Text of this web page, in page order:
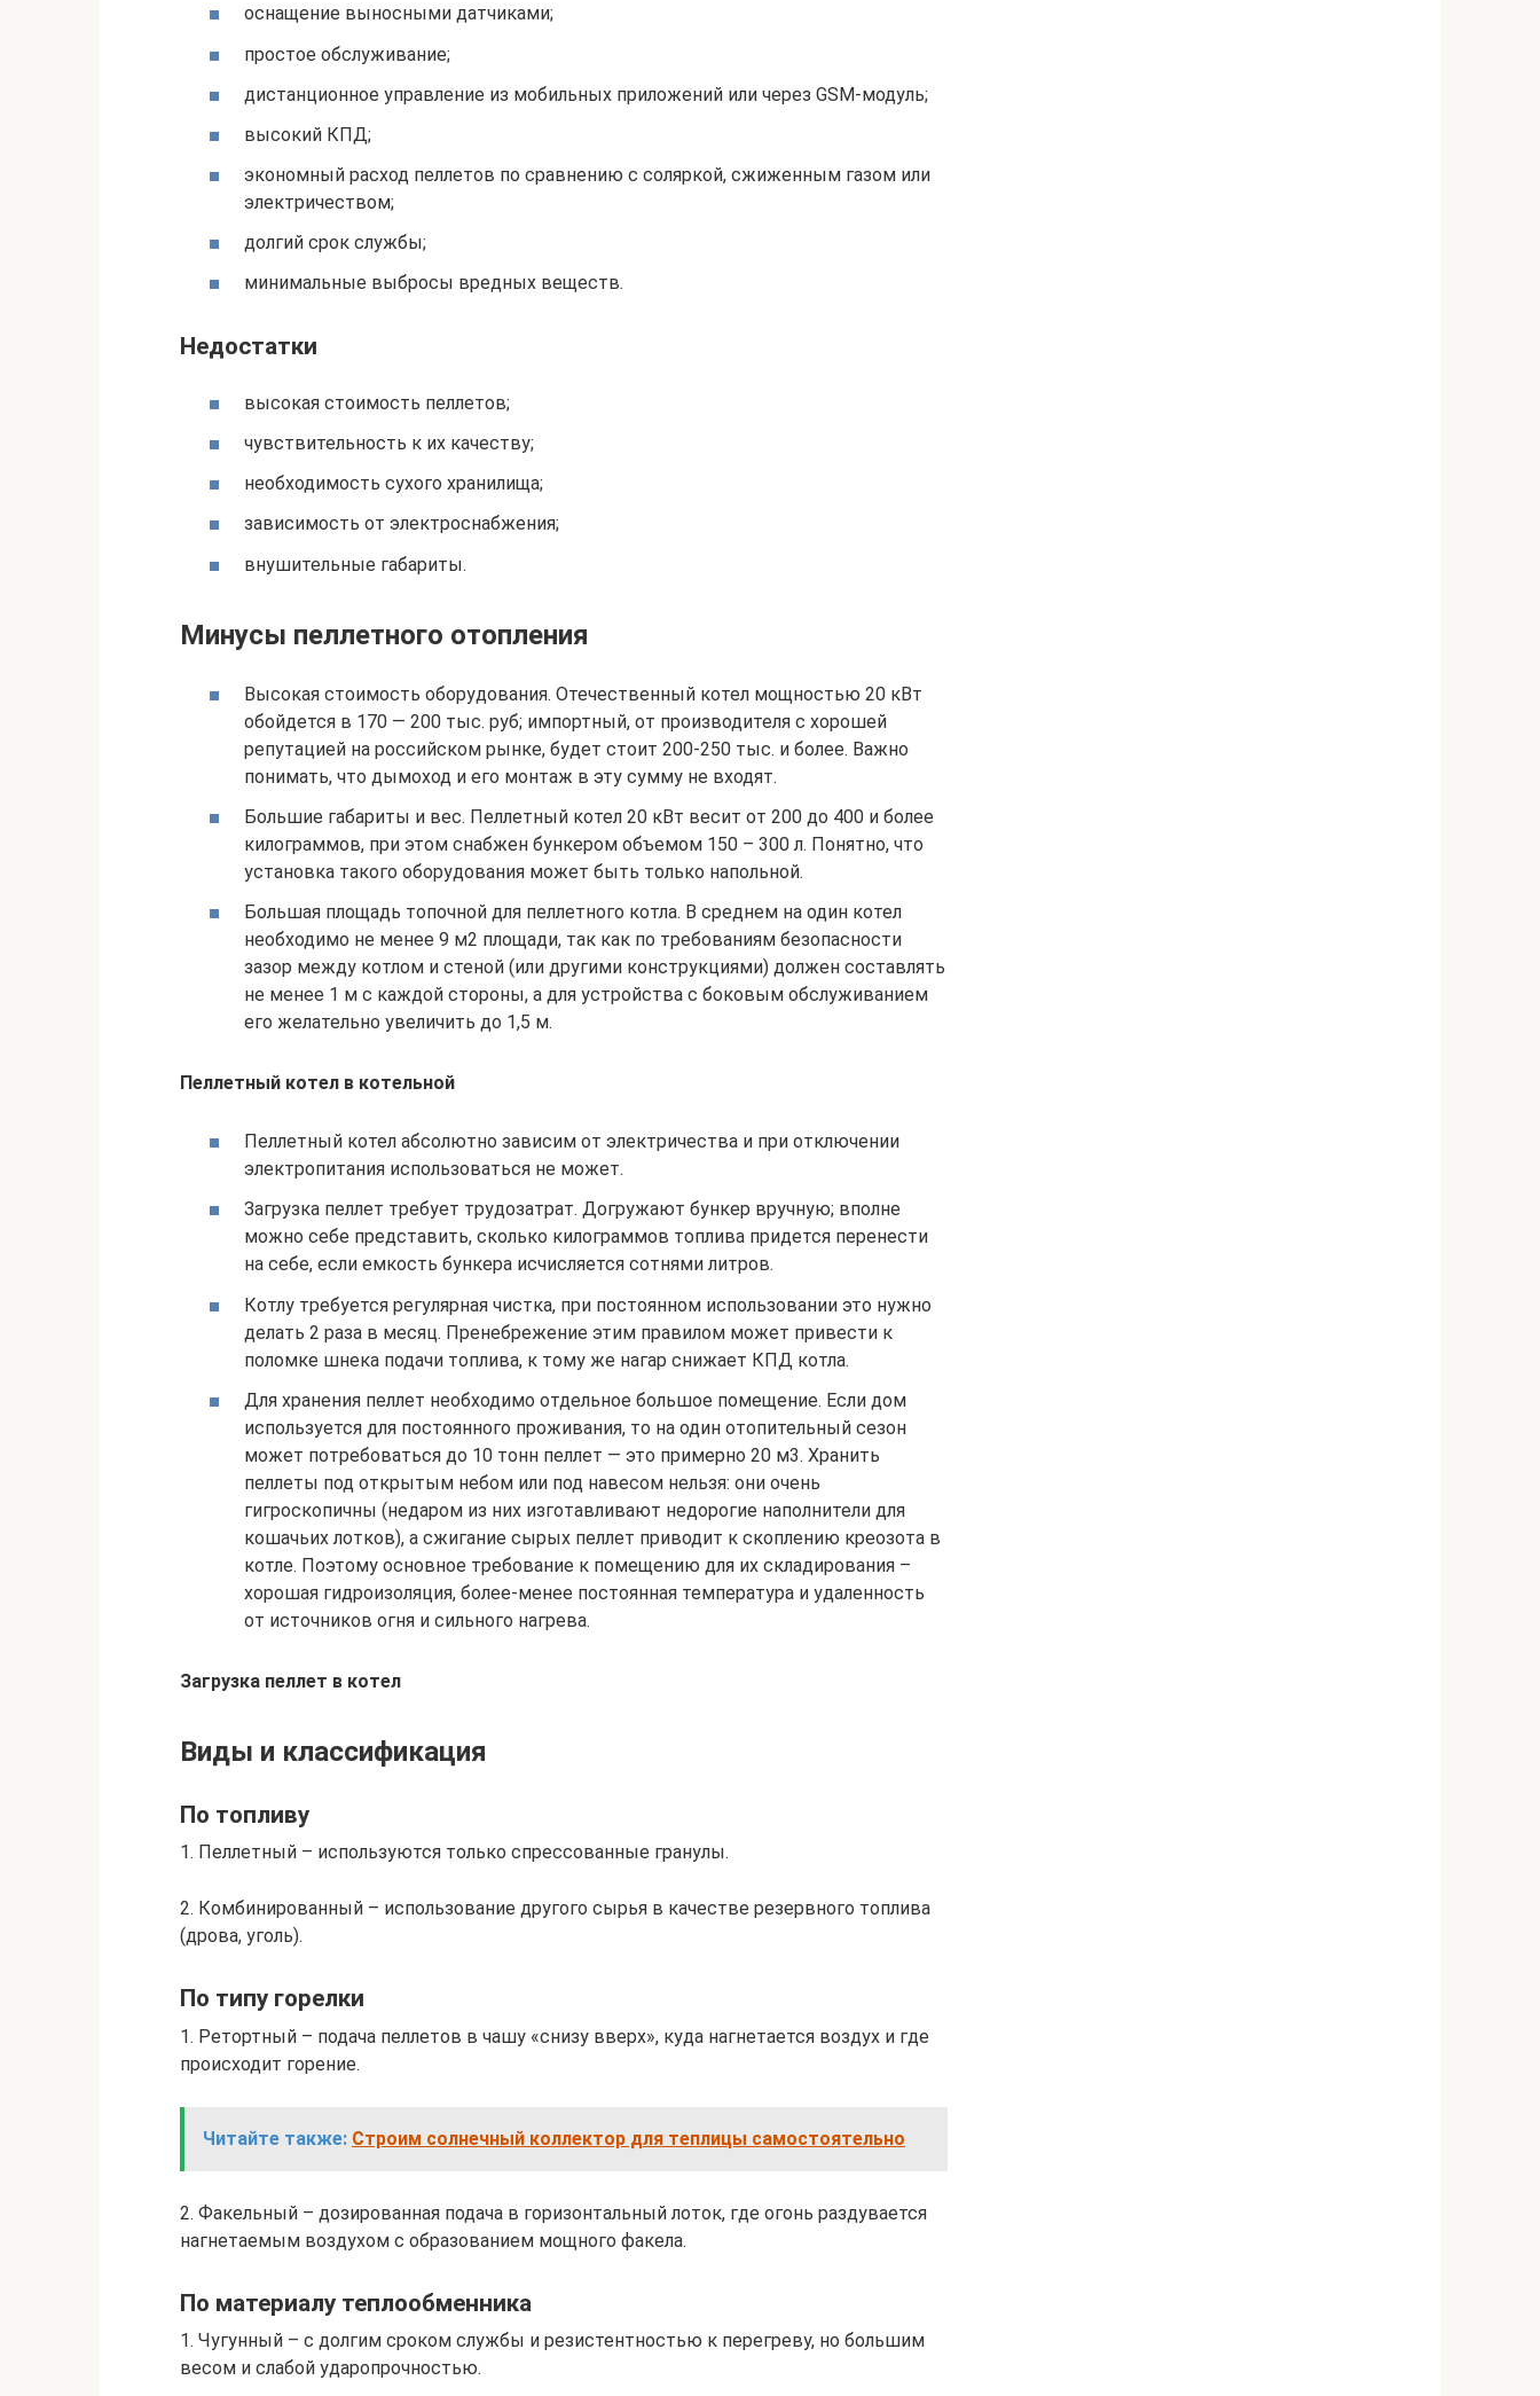
оснащение выносными датчиками;
простое обслуживание;
дистанционное управление из мобильных приложений или через GSM-модуль;
высокий КПД;
экономный расход пеллетов по сравнению с соляркой, сжиженным газом или
электричеством;
долгий срок службы;
минимальные выбросы вредных веществ.
Недостатки
высокая стоимость пеллетов;
чувствительность к их качеству;
необходимость сухого хранилища;
зависимость от электроснабжения;
внушительные габариты.
Минусы пеллетного отопления
Высокая стоимость оборудования. Отечественный котел мощностью 20 кВт
обойдется в 170 — 200 тыс. руб; импортный, от производителя с хорошей
репутацией на российском рынке, будет стоит 200-250 тыс. и более. Важно
понимать, что дымоход и его монтаж в эту сумму не входят.
Большие габариты и вес. Пеллетный котел 20 кВт весит от 200 до 400 и более
килограммов, при этом снабжен бункером объемом 150 – 300 л. Понятно, что
установка такого оборудования может быть только напольной.
Большая площадь топочной для пеллетного котла. В среднем на один котел
необходимо не менее 9 м2 площади, так как по требованиям безопасности
зазор между котлом и стеной (или другими конструкциями) должен составлять
не менее 1 м с каждой стороны, а для устройства с боковым обслуживанием
его желательно увеличить до 1,5 м.
Пеллетный котел в котельной
Пеллетный котел абсолютно зависим от электричества и при отключении
электропитания использоваться не может.
Загрузка пеллет требует трудозатрат. Догружают бункер вручную; вполне
можно себе представить, сколько килограммов топлива придется перенести
на себе, если емкость бункера исчисляется сотнями литров.
Котлу требуется регулярная чистка, при постоянном использовании это нужно
делать 2 раза в месяц. Пренебрежение этим правилом может привести к
поломке шнека подачи топлива, к тому же нагар снижает КПД котла.
Для хранения пеллет необходимо отдельное большое помещение. Если дом
используется для постоянного проживания, то на один отопительный сезон
может потребоваться до 10 тонн пеллет — это примерно 20 м3. Хранить
пеллеты под открытым небом или под навесом нельзя: они очень
гигроскопичны (недаром из них изготавливают недорогие наполнители для
кошачьих лотков), а сжигание сырых пеллет приводит к скоплению креозота в
котле. Поэтому основное требование к помещению для их складирования –
хорошая гидроизоляция, более-менее постоянная температура и удаленность
от источников огня и сильного нагрева.
Загрузка пеллет в котел
Виды и классификация
По топливу
1. Пеллетный – используются только спрессованные гранулы.
2. Комбинированный – использование другого сырья в качестве резервного топлива
(дрова, уголь).
По типу горелки
1. Ретортный – подача пеллетов в чашу «снизу вверх», куда нагнетается воздух и где
происходит горение.
Читайте также: Строим солнечный коллектор для теплицы самостоятельно
2. Факельный – дозированная подача в горизонтальный лоток, где огонь раздувается
нагнетаемым воздухом с образованием мощного факела.
По материалу теплообменника
1. Чугунный – с долгим сроком службы и резистентностью к перегреву, но большим
весом и слабой ударопрочностью.